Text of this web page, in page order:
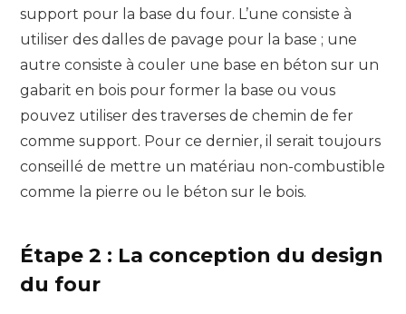
support pour la base du four. L’une consiste à
utiliser des dalles de pavage pour la base ; une
autre consiste à couler une base en béton sur un
gabarit en bois pour former la base ou vous
pouvez utiliser des traverses de chemin de fer
comme support. Pour ce dernier, il serait toujours
conseillé de mettre un matériau non-combustible
comme la pierre ou le béton sur le bois.
Étape 2 : La conception du design
du four